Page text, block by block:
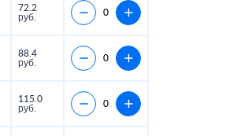
72.2
руб.
88.4
руб.
115.0
руб.